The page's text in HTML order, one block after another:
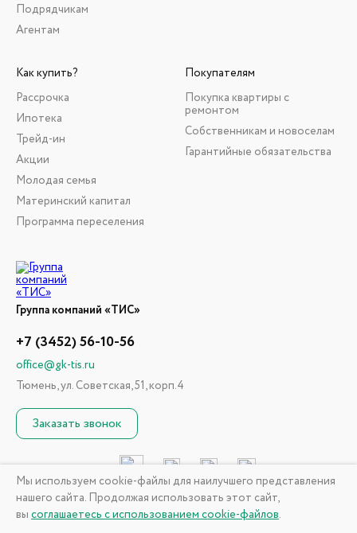
Группа компаний «ТИС»
+7 (3452) 56-10-56
office@gk-tis.ru
Тюмень, ул. Советская, 51, корп.4
Заказать звонок
Подрядчикам
Агентам
Как купить?
Рассрочка
Ипотека
Трейд-ин
Акции
Молодая семья
Материнский капитал
Программа переселения
Покупателям
Покупка квартиры с
ремонтом
Собственникам и новоселам
Гарантийные обязательства
© 2026 ГК «ТИС». Информация, размещенная на сайте, не
является публичной офертой
Мы используем cookie-файлы для наилучшего представления
нашего сайта. Продолжая использовать этот сайт,
вы соглашаетесь с использованием cookie-файлов.